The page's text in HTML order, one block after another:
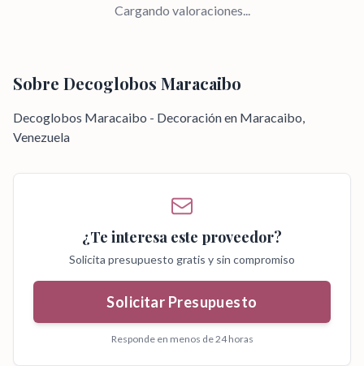
Cargando valoraciones...
Sobre Decoglobos Maracaibo
Decoglobos Maracaibo - Decoración en Maracaibo,
Venezuela
¿Te interesa este proveedor?
Solicita presupuesto gratis y sin compromiso
Solicitar Presupuesto
Responde en menos de 24 horas